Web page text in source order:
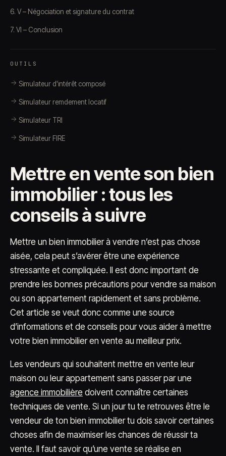
6. V – Négociation et signature du contrat
7. VI – Conclusion
OUTILS
Simulateur d'intérêt composé
Simulateur remdement locatif
Simulateur TRI
Simulateur FIRE
Mettre en vente son bien
immobilier : tous les
conseils à suivre
Mettre un bien immobilier à vendre n’est pas chose
aisée, cela peut s’avérer être une expérience
stressante et compliquée. Il est donc important de
prendre les bonnes précautions pour vendre sa maison
ou son appartement rapidement et sans problème.
Cet article se veut donc comme une source
d’informations et de conseils pour vous aider à mettre
votre bien immobilier en vente au meilleur prix.
Les vendeurs qui souhaitent mettre en vente leur
maison ou leur appartement sans passer par une
agence immobilière doivent connaître certaines
techniques de vente. Si un jour tu te retrouves être le
vendeur de ton bien immobilier tu dois savoir certaines
choses afin de maximiser les chances de réussir ta
vente. Il faut savoir qu’une vente se réalise en